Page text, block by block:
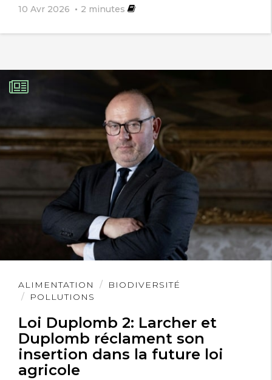
10 Avr 2026 2 minutes
ALIMENTATION
BIODIVERSITÉ
POLLUTIONS
Loi Duplomb 2: Larcher et
Duplomb réclament son
insertion dans la future loi
agricole
Lire
l'article